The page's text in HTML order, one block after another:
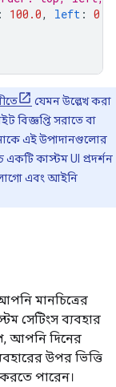
: 100.0, left : 0.0
যেমন উল্লেখ করা
সরাতে বা
এই উপাদানগুলোর
একটি কাস্টম UI প্রদর্শন
এবং আইনি
মানচিত্রের
সেটিংস ব্যবহার
আপনি দিনের
উপর ভিত্তি
করতে পারেন।